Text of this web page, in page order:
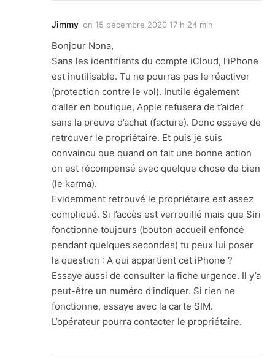
Jimmy on 15 décembre 2020 17 h 24 min
Bonjour Nona,
Sans les identifiants du compte iCloud, l’iPhone
est inutilisable. Tu ne pourras pas le réactiver
(protection contre le vol). Inutile également
d’aller en boutique, Apple refusera de t’aider
sans la preuve d’achat (facture). Donc essaye de
retrouver le propriétaire. Et puis je suis
convaincu que quand on fait une bonne action
on est récompensé avec quelque chose de bien
(le karma).
Evidemment retrouvé le propriétaire est assez
compliqué. Si l’accès est verrouillé mais que Siri
fonctionne toujours (bouton accueil enfoncé
pendant quelques secondes) tu peux lui poser
la question : A qui appartient cet iPhone ?
Essaye aussi de consulter la fiche urgence. Il y’a
peut-être un numéro d’indiquer. Si rien ne
fonctionne, essaye avec la carte SIM.
L’opérateur pourra contacter le propriétaire.